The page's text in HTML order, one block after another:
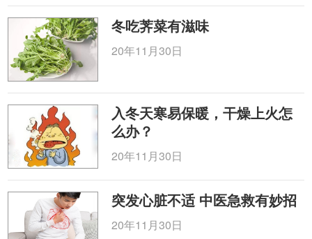
冬吃荠菜有滋味
20年11月30日
入冬天寒易保暖，干燥上火怎
么办？
20年11月30日
突发心脏不适 中医急救有妙招
20年11月30日